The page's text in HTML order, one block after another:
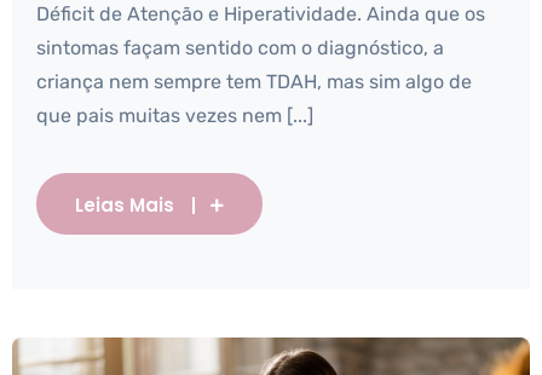
Déficit de Atenção e Hiperatividade. Ainda que os
sintomas façam sentido com o diagnóstico, a
criança nem sempre tem TDAH, mas sim algo de
que pais muitas vezes nem [...]
Leias Mais